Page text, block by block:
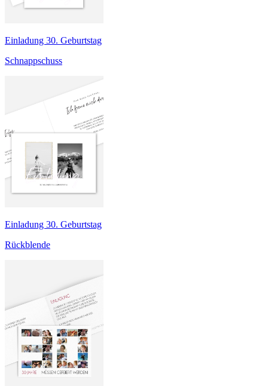
Einladung 30. Geburtstag
Schnappschuss
Einladung 30. Geburtstag
Rückblende